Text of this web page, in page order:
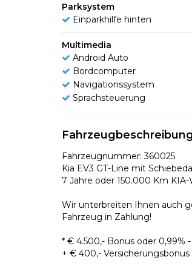
Parksystem
Einparkhilfe hinten
Multimedia
Android Auto
Bordcomputer
Navigationssystem
Sprachsteuerung
Fahrzeugnummer: 360025
Kia EV3 GT-Line mit
7 Jahre oder 150.000 Km
Wir unterbreiten Ihnen auch
Fahrzeug in Zahlung!
* € 4.500,- Bonus oder 0,99%
+ € 400,-